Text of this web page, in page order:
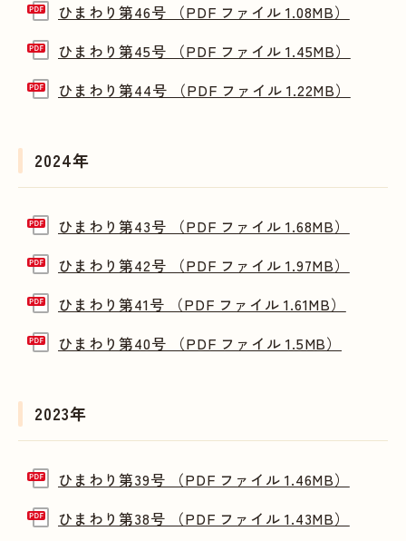
ひまわり第46号 （PDF ファイル 1.08MB）
ひまわり第45号 （PDF ファイル 1.45MB）
ひまわり第44号 （PDF ファイル 1.22MB）
2024年
ひまわり第43号 （PDF ファイル 1.68MB）
ひまわり第42号 （PDF ファイル 1.97MB）
ひまわり第41号 （PDF ファイル 1.61MB）
ひまわり第40号 （PDF ファイル 1.5MB）
2023年
ひまわり第39号 （PDF ファイル 1.46MB）
ひまわり第38号 （PDF ファイル 1.43MB）